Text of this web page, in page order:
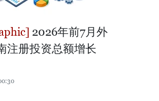
2026年前7月外
注册投资总额增长